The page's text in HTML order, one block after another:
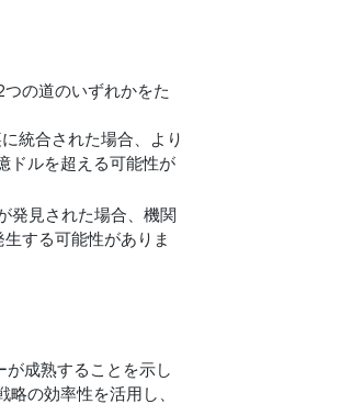
の道のいずれかをた
統合された場合、より
ドルを超える可能性が
発見された場合、機関
する可能性がありま
成熟することを示し
の効率性を活用し、